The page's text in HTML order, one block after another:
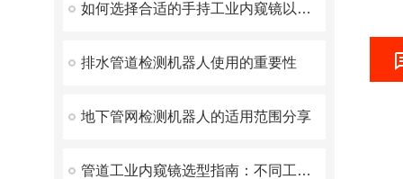
如何选择合适的手持工业内窥镜以满足不同检测需求？
排水管道检测机器人使用的重要性
地下管网检测机器人的适用范围分享
管道工业内窥镜选型指南：不同工况检测方案解析